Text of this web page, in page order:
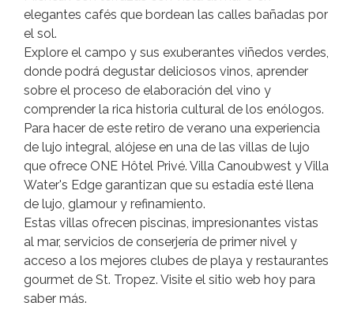
elegantes cafés que bordean las calles bañadas por
el sol.
Explore el campo y sus exuberantes viñedos verdes,
donde podrá degustar deliciosos vinos, aprender
sobre el proceso de elaboración del vino y
comprender la rica historia cultural de los enólogos.
Para hacer de este retiro de verano una experiencia
de lujo integral, alójese en una de las villas de lujo
que ofrece ONE Hôtel Privé. Villa Canoubwest y Villa
Water's Edge garantizan que su estadía esté llena
de lujo, glamour y refinamiento.
Estas villas ofrecen piscinas, impresionantes vistas
al mar, servicios de conserjería de primer nivel y
acceso a los mejores clubes de playa y restaurantes
gourmet de St. Tropez. Visite el sitio web hoy para
saber más.